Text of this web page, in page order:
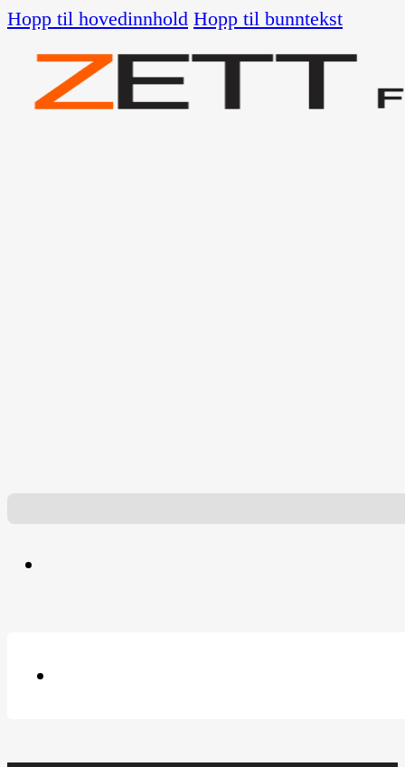
Hopp til hovedinnhold Hopp til bunntekst